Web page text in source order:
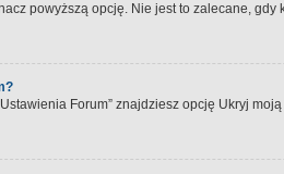
powyższą opcję. Nie jest to zalecane,
Forum” znajdziesz opcję Ukryj